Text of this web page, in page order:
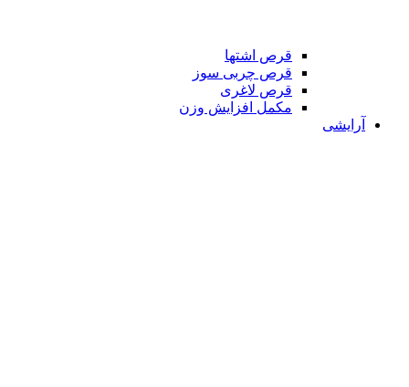
قرص اشتها
قرص چربی سوز
قرص لاغری
مکمل افزایش وزن
آرایشی